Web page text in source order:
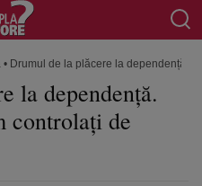
• Drumul de la plăcere la dependență.
la dependență.
controlați de